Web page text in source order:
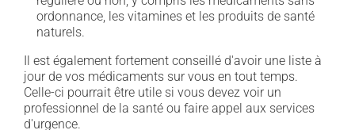
ordonnance, les vitamines et les produits de santé
naturels.
Il est également fortement conseillé d'avoir une liste à
jour de vos médicaments sur vous en tout temps.
Celle-ci pourrait être utile si vous devez voir un
professionnel de la santé ou faire appel aux services
d'urgence.